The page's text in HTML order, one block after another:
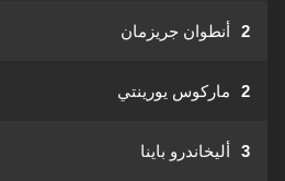
2 أنطوان جريزمان
2 ماركوس يورينتي
3 أليخاندرو باينا